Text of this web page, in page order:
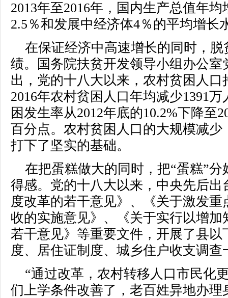
2013年至2016年，国内生产总值年
2.5％和发展中经济体4％的平均增长
在保证经济中高速增长的同时，
绩。国务院扶贫开发领导小组办公
出，党的十八大以来，农村贫困人
2016年农村贫困人口年均减少1391
困发生率从2012年底的10.2%下降至
百分点。农村贫困人口的大规模减
打下了坚实的基础。
在把蛋糕做大的同时，把“蛋糕”
得感。党的十八大以来，中央先后
度改革的若干意见》、《关于激发
收的实施意见》、《关于实行以增
若干意见》等重要文件，开展了县
度、居住证制度、城乡住户收支调
“通过改革，农村转移人口市民化
们上学条件改善了，老百姓异地办